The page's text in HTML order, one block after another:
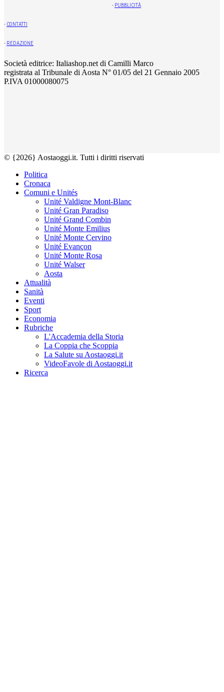
- PUBBLICITÀ
- CONTATTI
- REDAZIONE
Società editrice: Italiashop.net di Camilli Marco
registrata al Tribunale di Aosta N° 01/05 del 21 Gennaio 2005
P.IVA 01000080075
© {2026} Aostaoggi.it. Tutti i diritti riservati
Politica
Cronaca
Comuni e Unités
Unité Valdigne Mont-Blanc
Unité Gran Paradiso
Unité Grand Combin
Unité Monte Emilius
Unité Monte Cervino
Unité Evançon
Unité Monte Rosa
Unité Walser
Aosta
Attualità
Sanità
Eventi
Sport
Economia
Rubriche
L'Accademia della Storia
La Coppia che Scoppia
La Salute su Aostaoggi.it
VideoFavole di Aostaoggi.it
Ricerca